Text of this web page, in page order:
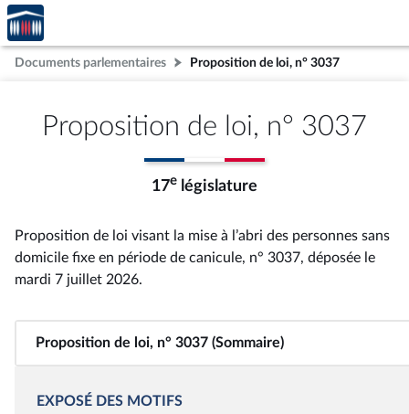
Aller au contenu
Aller en bas de la page
Accèder
à la
page
d'accueil
Documents parlementaires Proposition de loi, n° 3037
Proposition de loi, n° 3037
17e législature
Proposition de loi visant la mise à l’abri des personnes sans
domicile fixe en période de canicule, n° 3037, déposée le
mardi 7 juillet 2026.
Proposition de loi, n° 3037 (Sommaire)
EXPOSÉ DES MOTIFS